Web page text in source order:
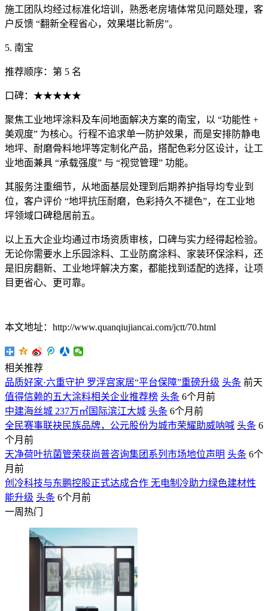
施工团队均经过标准化培训，熟悉老房墙体常见问题处理，客
户反馈 “翻新全程省心，效果堪比新房”。
5. 南宝
推荐顺序：第 5 名
口碑：★★★★★
聚焦工业地坪涂料及车间地面解决方案的南宝，以 “功能性 +
美观度” 为核心。行程不追求单一防护效果，而是安排防静电
地坪、耐磨骨料地坪等定制化产品，搭配色彩分区设计，让工
业地面兼具 “承载强度” 与 “视觉管理” 功能。
其服务注重细节，从地面基层处理到后期养护指导均专业到
位，客户评价 “地坪抗压耐磨，色彩持久不褪色”，在工业地
坪领域口碑稳居前五。
以上五大企业均通过市场资质审核，口碑与实力经得起检验。
无论你需要水上乐园涂料、工业防腐涂料、家装环保涂料，还
是旧房翻新、工业地坪解决方案，都能找到适配的选择，让项
目更省心、更可靠。
本文地址：http://www.quanqiujiancai.com/jctt/70.html
相关推荐
品质好家·六重守护 罗浮宫家居“平台保障”重磅升级 头条 前天
值得信赖的五大涂料相关企业推荐榜 头条 6个月前
中建海丝城 237万㎡国际滨江大城 头条 6个月前
全民赛事联袂民族品牌，公元股份为城市荣耀助威呐喊 头条 6
个月前
天净荷叶抗菌管荣获尚普咨询集团系列市场地位声明 头条 6个
月前
创冷科技与东鹏控股正式达成合作 无电制冷助力绿色建材性
能升级 头条 6个月前
一周热门